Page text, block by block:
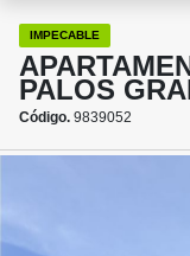
IMPECABLE
PALOS
Código. 9839052